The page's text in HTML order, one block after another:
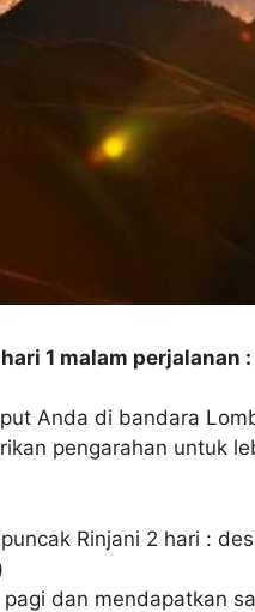
1 malam perjalanan :
Anda di bandara
pengarahan untuk
Rinjani 2 hari :
dan mendapatkan